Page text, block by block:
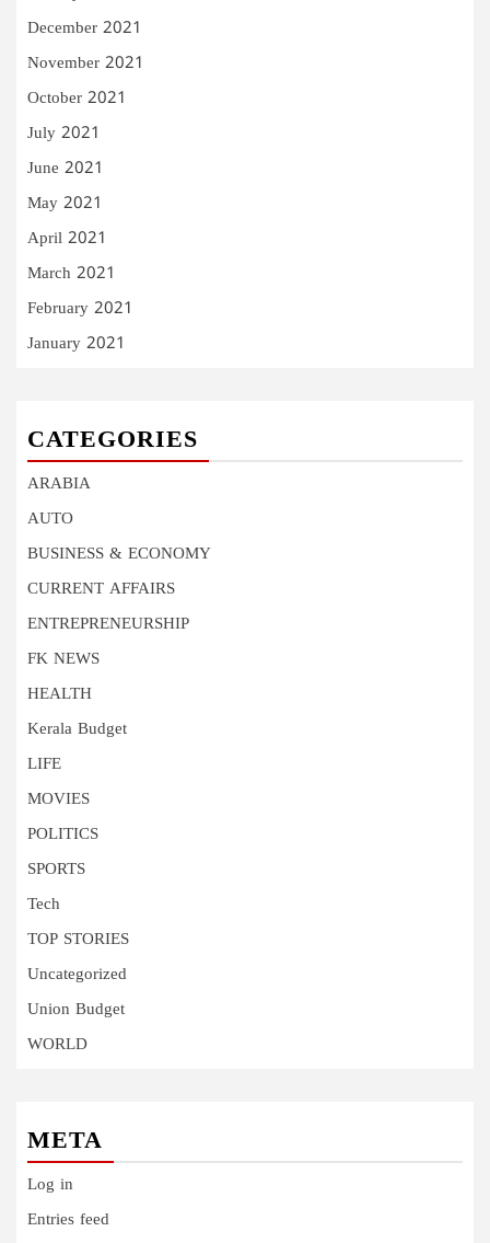
December 2021
November 2021
October 2021
July 2021
June 2021
May 2021
April 2021
March 2021
February 2021
January 2021
CATEGORIES
ARABIA
AUTO
BUSINESS & ECONOMY
CURRENT AFFAIRS
ENTREPRENEURSHIP
FK NEWS
HEALTH
Kerala Budget
LIFE
MOVIES
POLITICS
SPORTS
Tech
TOP STORIES
Uncategorized
Union Budget
WORLD
META
Log in
Entries feed